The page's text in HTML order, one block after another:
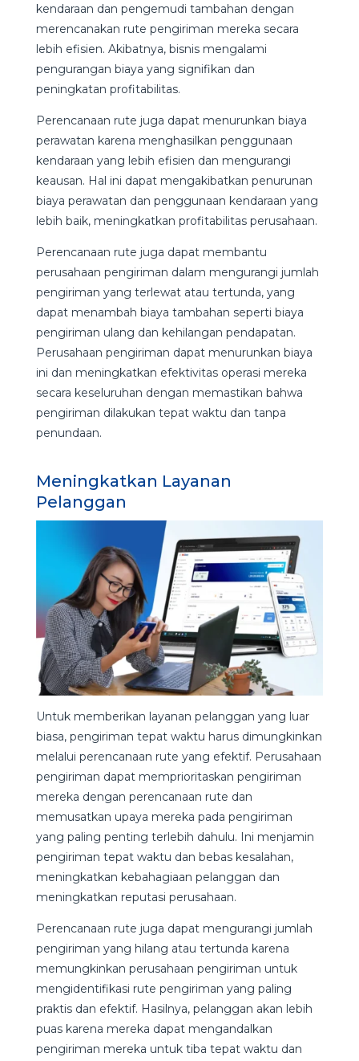
kendaraan dan pengemudi tambahan dengan
merencanakan rute pengiriman mereka secara
lebih efisien. Akibatnya, bisnis mengalami
pengurangan biaya yang signifikan dan
peningkatan profitabilitas.
Perencanaan rute juga dapat menurunkan biaya
perawatan karena menghasilkan penggunaan
kendaraan yang lebih efisien dan mengurangi
keausan. Hal ini dapat mengakibatkan penurunan
biaya perawatan dan penggunaan kendaraan yang
lebih baik, meningkatkan profitabilitas perusahaan.
Perencanaan rute juga dapat membantu
perusahaan pengiriman dalam mengurangi jumlah
pengiriman yang terlewat atau tertunda, yang
dapat menambah biaya tambahan seperti biaya
pengiriman ulang dan kehilangan pendapatan.
Perusahaan pengiriman dapat menurunkan biaya
ini dan meningkatkan efektivitas operasi mereka
secara keseluruhan dengan memastikan bahwa
pengiriman dilakukan tepat waktu dan tanpa
penundaan.
Meningkatkan Layanan
Pelanggan
Untuk memberikan layanan pelanggan yang luar
biasa, pengiriman tepat waktu harus dimungkinkan
melalui perencanaan rute yang efektif. Perusahaan
pengiriman dapat memprioritaskan pengiriman
mereka dengan perencanaan rute dan
memusatkan upaya mereka pada pengiriman
yang paling penting terlebih dahulu. Ini menjamin
pengiriman tepat waktu dan bebas kesalahan,
meningkatkan kebahagiaan pelanggan dan
meningkatkan reputasi perusahaan.
Perencanaan rute juga dapat mengurangi jumlah
pengiriman yang hilang atau tertunda karena
memungkinkan perusahaan pengiriman untuk
mengidentifikasi rute pengiriman yang paling
praktis dan efektif. Hasilnya, pelanggan akan lebih
puas karena mereka dapat mengandalkan
pengiriman mereka untuk tiba tepat waktu dan